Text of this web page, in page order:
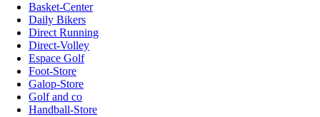
Basket-Center
Daily Bikers
Direct Running
Direct-Volley
Espace Golf
Foot-Store
Galop-Store
Golf and co
Handball-Store